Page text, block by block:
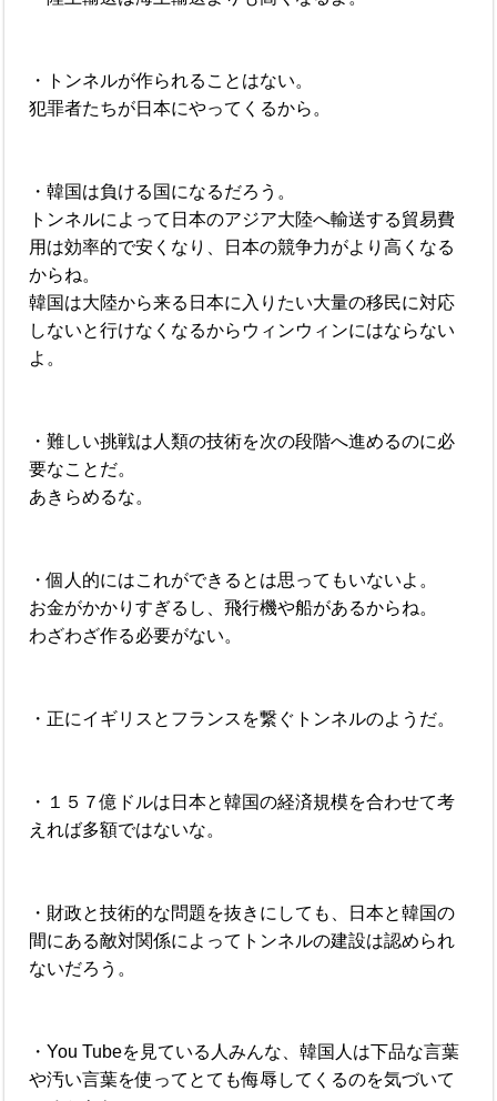
・トンネルが作られることはない。
犯罪者たちが日本にやってくるから。
・韓国は負ける国になるだろう。
トンネルによって日本のアジア大陸へ輸送する貿易費
用は効率的で安くなり、日本の競争力がより高くなる
からね。
韓国は大陸から来る日本に入りたい大量の移民に対応
しないと行けなくなるからウィンウィンにはならない
よ。
・難しい挑戦は人類の技術を次の段階へ進めるのに必
要なことだ。
あきらめるな。
・個人的にはこれができるとは思ってもいないよ。
お金がかかりすぎるし、飛行機や船があるからね。
わざわざ作る必要がない。
・正にイギリスとフランスを繋ぐトンネルのようだ。
・１５７億ドルは日本と韓国の経済規模を合わせて考
えれば多額ではないな。
・財政と技術的な問題を抜きにしても、日本と韓国の
間にある敵対関係によってトンネルの建設は認められ
ないだろう。
・You Tubeを見ている人みんな、韓国人は下品な言葉
や汚い言葉を使ってとても侮辱してくるのを気づいて